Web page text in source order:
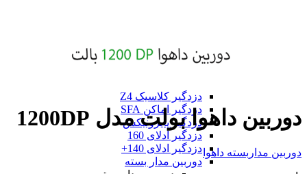
دزدگیر GMK 890
دزدگیر کلاسیک Z4
دزدگیر اماکن SFA
دزدگیر پایرونیکس
دزدگیر ادلای 160
دزدگیر ادلای 140+
دوربین مدار بسته
دوربین داهوا بولت مدل 1200DP
دوربین مداربسته داهوا